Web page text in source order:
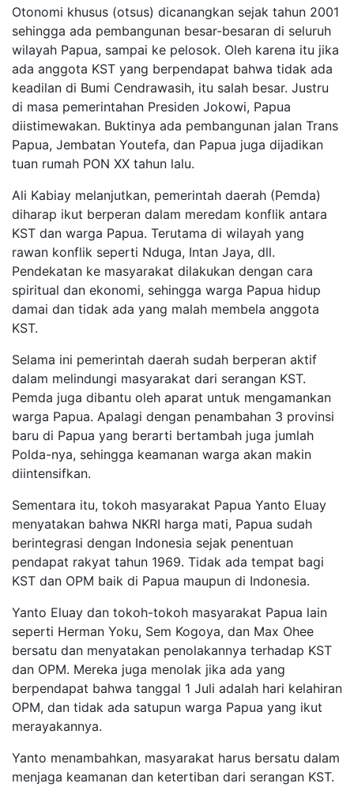
Otonomi khusus (otsus) dicanangkan sejak tahun 2001
sehingga ada pembangunan besar-besaran di seluruh
wilayah Papua, sampai ke pelosok. Oleh karena itu jika
ada anggota KST yang berpendapat bahwa tidak ada
keadilan di Bumi Cendrawasih, itu salah besar. Justru
di masa pemerintahan Presiden Jokowi, Papua
diistimewakan. Buktinya ada pembangunan jalan Trans
Papua, Jembatan Youtefa, dan Papua juga dijadikan
tuan rumah PON XX tahun lalu.
Ali Kabiay melanjutkan, pemerintah daerah (Pemda)
diharap ikut berperan dalam meredam konflik antara
KST dan warga Papua. Terutama di wilayah yang
rawan konflik seperti Nduga, Intan Jaya, dll.
Pendekatan ke masyarakat dilakukan dengan cara
spiritual dan ekonomi, sehingga warga Papua hidup
damai dan tidak ada yang malah membela anggota
KST.
Selama ini pemerintah daerah sudah berperan aktif
dalam melindungi masyarakat dari serangan KST.
Pemda juga dibantu oleh aparat untuk mengamankan
warga Papua. Apalagi dengan penambahan 3 provinsi
baru di Papua yang berarti bertambah juga jumlah
Polda-nya, sehingga keamanan warga akan makin
diintensifkan.
Sementara itu, tokoh masyarakat Papua Yanto Eluay
menyatakan bahwa NKRI harga mati, Papua sudah
berintegrasi dengan Indonesia sejak penentuan
pendapat rakyat tahun 1969. Tidak ada tempat bagi
KST dan OPM baik di Papua maupun di Indonesia.
Yanto Eluay dan tokoh-tokoh masyarakat Papua lain
seperti Herman Yoku, Sem Kogoya, dan Max Ohee
bersatu dan menyatakan penolakannya terhadap KST
dan OPM. Mereka juga menolak jika ada yang
berpendapat bahwa tanggal 1 Juli adalah hari kelahiran
OPM, dan tidak ada satupun warga Papua yang ikut
merayakannya.
Yanto menambahkan, masyarakat harus bersatu dalam
menjaga keamanan dan ketertiban dari serangan KST.